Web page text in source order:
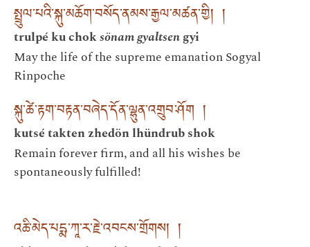
སྤྲུལ་པའི་སྐུ་མཆོག་བསོད་ནམས་རྒྱལ་མཚན་གྱི། །
trulpé ku choksönam gyaltsengyi
May the life of the supreme emanation Sogyal
Rinpoche
སྐུ་ཚེ་རྟག་བརྟན་བཞེད་དོན་ལྷུན་འགྲུབ་ཤོག །
kutsé takten zhedön lhündrub shok
Remain forever firm, and all his wishes be
spontaneously fulfilled!
འཆི་མེད་པདྨ་ཀཱ་ར་རྗེ་འབངས་གྲོགས། །